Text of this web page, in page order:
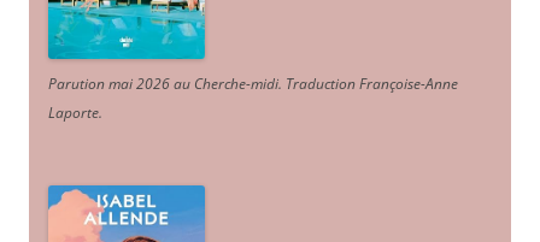
Parution mai 2026 au Cherche-midi. Traduction Françoise-Anne
Laporte.